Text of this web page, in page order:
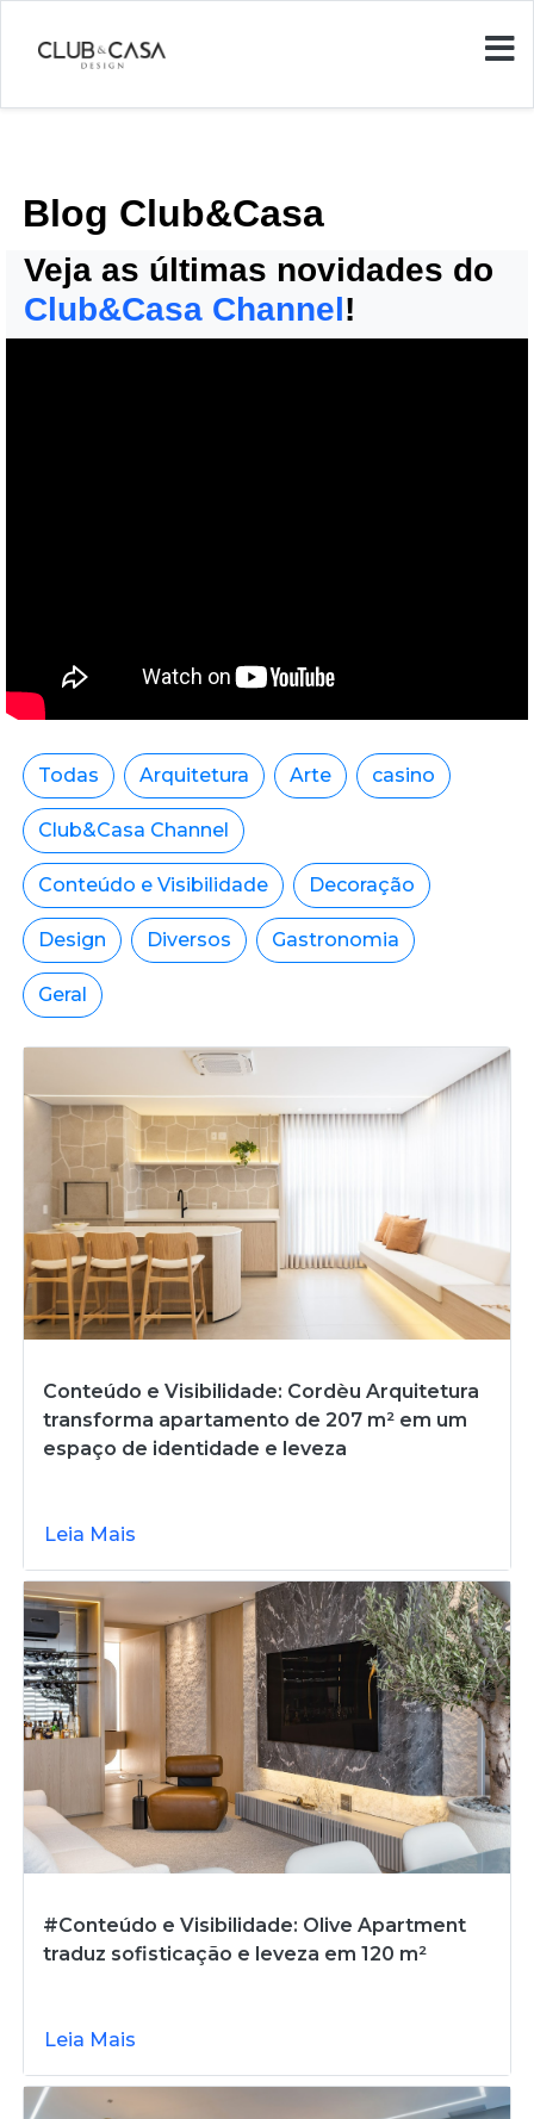
Blog Club&Casa
Veja as últimas novidades do
Club&Casa Channel!
Todas Arquitetura Arte casino
Club&Casa Channel
Conteúdo e Visibilidade Decoração
Design Diversos Gastronomia
Geral
Conteúdo e Visibilidade: Cordèu Arquitetura
transforma apartamento de 207 m² em um
espaço de identidade e leveza
Leia Mais
#Conteúdo e Visibilidade: Olive Apartment
traduz sofisticação e leveza em 120 m²
Leia Mais